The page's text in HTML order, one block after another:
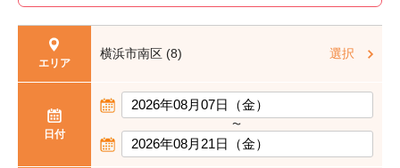
エリア
横浜市南区 (8) 選択
日付
〜